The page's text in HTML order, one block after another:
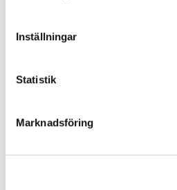
Inställningar
Statistik
Marknadsföring